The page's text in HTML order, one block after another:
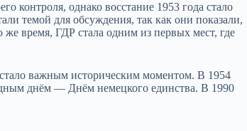
контроля, однако восстание 1953 года стало
темой для обсуждения, так как они показали,
же время, ГДР стала одним из первых мест, где
важным историческим моментом. В 1954
днём — Днём немецкого единства. В 1990